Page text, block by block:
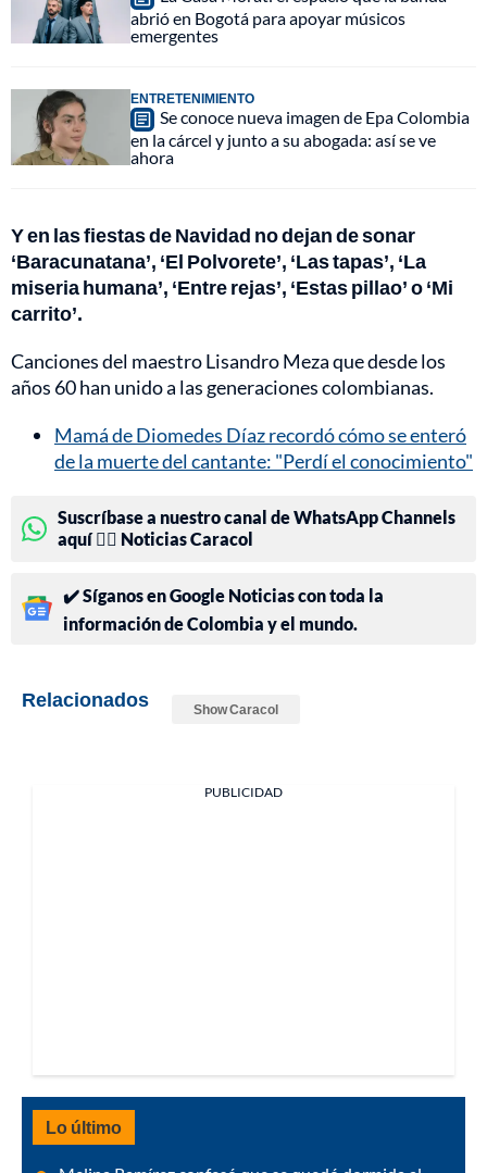
abrió en Bogotá para apoyar músicos
emergentes
ENTRETENIMIENTO
Se conoce nueva imagen de Epa Colombia
en la cárcel y junto a su abogada: así se ve
ahora
Y en las fiestas de Navidad no dejan de sonar
‘Baracunatana’, ‘El Polvorete’, ‘Las tapas’, ‘La
miseria humana’, ‘Entre rejas’, ‘Estas pillao’ o ‘Mi
carrito’.
Canciones del maestro Lisandro Meza que desde los
años 60 han unido a las generaciones colombianas.
Mamá de Diomedes Díaz recordó cómo se enteró
de la muerte del cantante: "Perdí el conocimiento"
Suscríbase a nuestro canal de WhatsApp Channels
aquí 👉🏻 Noticias Caracol
✔️ Síganos en Google Noticias con toda la
información de Colombia y el mundo.
Relacionados Show Caracol
PUBLICIDAD
Lo último